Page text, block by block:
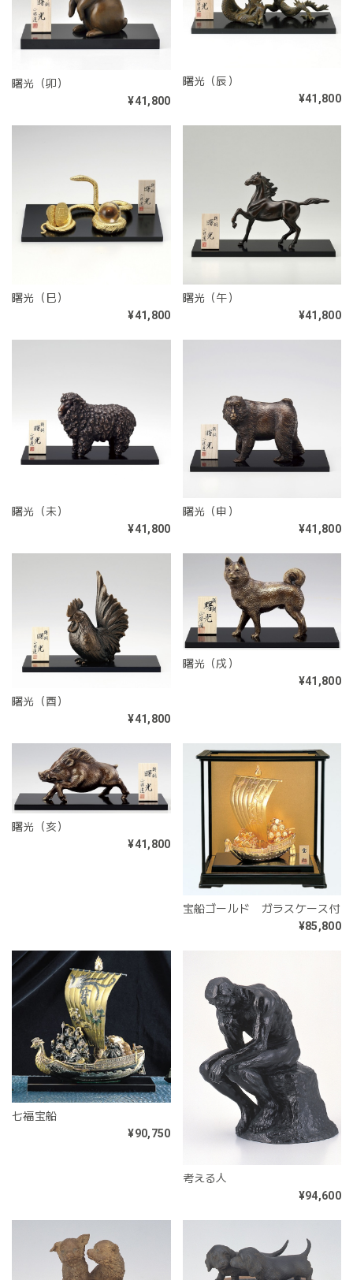
曙光（卯）
¥41,800
曙光（辰）
¥41,800
曙光（巳）
¥41,800
曙光（午）
¥41,800
曙光（未）
¥41,800
曙光（申）
¥41,800
曙光（酉）
¥41,800
曙光（戌）
¥41,800
曙光（亥）
¥41,800
宝船ゴールド ガラスケース付
¥85,800
七福宝船
¥90,750
考える人
¥94,600